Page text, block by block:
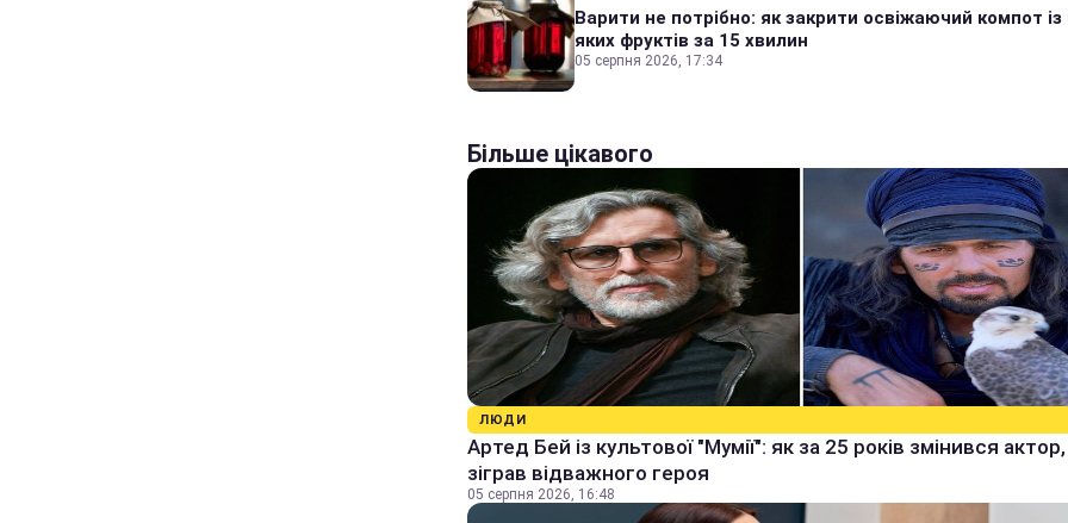
Варити не потрібно: як закрити освіжаючий компот
яких фруктів за 15 хвилин
05 серпня 2026, 17:34
Більше цікавого
ЛЮДИ
Артед Бей із культової "Мумії": як за 25 років змінився
зіграв відважного героя
05 серпня 2026, 16:48